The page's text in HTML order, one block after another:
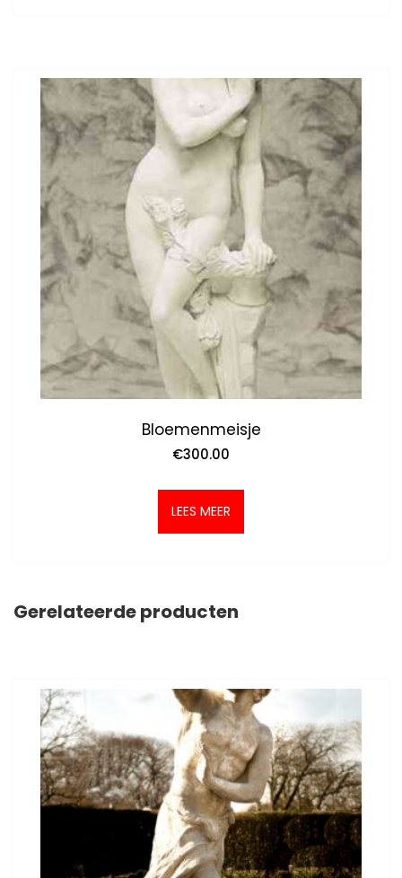
Bloemenmeisje
€300.00
LEES MEER
Gerelateerde producten